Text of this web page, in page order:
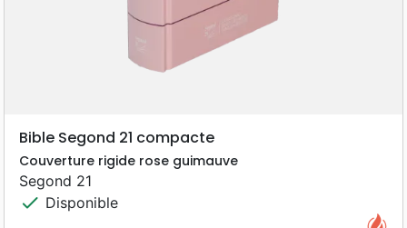
Bible Segond 21 compacte
Couverture rigide rose guimauve
Segond 21
check Disponible